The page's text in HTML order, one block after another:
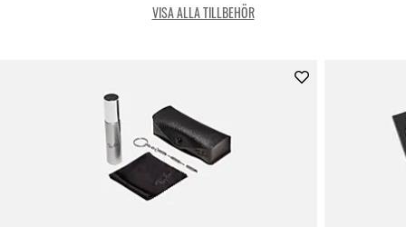
VISA ALLA TILLBEHÖR